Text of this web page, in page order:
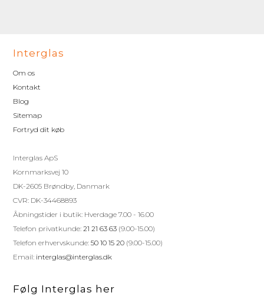
Interglas
Om os
Kontakt
Blog
Sitemap
Fortryd dit køb
Interglas ApS
Kornmarksvej 10
DK-2605 Brøndby, Danmark
CVR: DK-34468893
Åbningstider i butik: Hverdage 7.00 - 16.00
Telefon privatkunde:21 21 63 63 (9.00-15.00)
Telefon erhvervskunde:50 10 15 20 (9.00-15.00)
Email: interglas@interglas.dk
Følg Interglas her